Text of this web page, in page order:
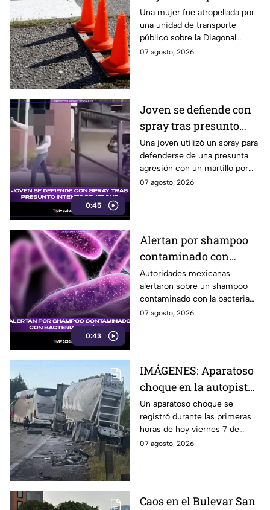
sobre la Diagonal
Defensores de la
República hoy; captan
momento exacto
Una mujer fue atropellada por
una unidad de transporte
público sobre la Diagonal
Defensores de la República
07 agosto, 2026
0:45
Joven se defiende con
spray tras presunto
intento de ataque
Una joven utilizó un spray para
defenderse de una presunta
agresión con un martillo por
otra adolescente. El momento
07 agosto, 2026
0:43
Alertan por shampoo
contaminado con
bacteria en México
Autoridades mexicanas
alertaron sobre un shampoo
contaminado con la bacteria
Klebsiella oxytoca y pidieron
07 agosto, 2026
IMÁGENES: Aparatoso
choque en la autopista
Tlaxco–Tejocotal deja
varios lesionados hoy
Un aparatoso choque se
registró durante las primeras
horas de hoy viernes 7 de
agosto de 2026 en la autopista
07 agosto, 2026
Caos en el Bulevar San